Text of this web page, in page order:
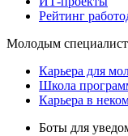
Рейтинг
Молодым
Карьера для
Школа
Карьера в
Боты для